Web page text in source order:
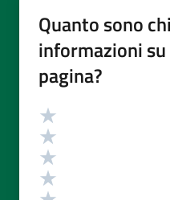
Quanto sono
informazioni
pagina?
Valutazione